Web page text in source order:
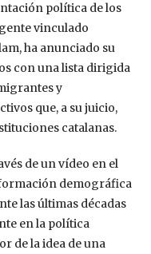
política de los
vinculado
ha anunciado su
con una lista dirigida
y
que, a su juicio,
catalanas.
de un vídeo en el
demográfica
las últimas décadas
en la política
de la idea de una